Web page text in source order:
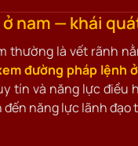
nam — khái
thường là vết rãnh
đường pháp lệnh
tín và năng lực điều
năng lực lãnh đạo